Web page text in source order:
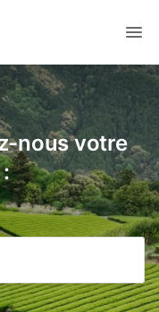
nous votre